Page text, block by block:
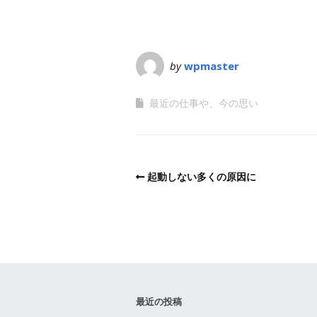
bywpmaster
最近の仕事や、今の思い
起動しない多くの原因に
最近の投稿